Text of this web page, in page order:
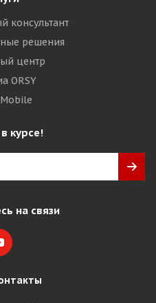
консультант
решения
центр
ORSY
Mobile
курсе!
на связи